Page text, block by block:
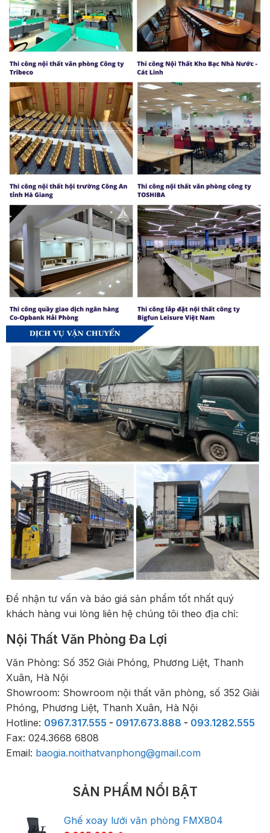
Để nhận tư vấn và báo giá sản phẩm tốt nhất quý
khách hàng vui lòng liên hệ chúng tôi theo địa chỉ:
Nội Thất Văn Phòng Đa Lợi
Văn Phòng: Số 352 Giải Phóng, Phương Liệt, Thanh
Xuân, Hà Nội
Showroom: Showroom nội thất văn phòng, số 352 Giải
Phóng, Phương Liệt, Thanh Xuân, Hà Nội
Hotline: 0967.317.555 - 0917.673.888 - 093.1282.555
Fax: 024.3668 6808
Email: baogia.noithatvanphong@gmail.com
SẢN PHẨM NỔI BẬT
Ghế xoay lưới văn phòng FMX804